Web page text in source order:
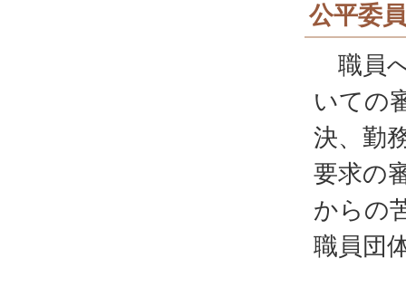
公平委
職員
いての
決、勤
要求の
からの
職員団